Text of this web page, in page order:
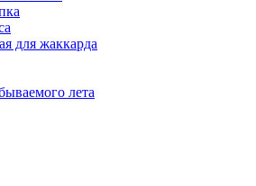
для жаккарда
лета